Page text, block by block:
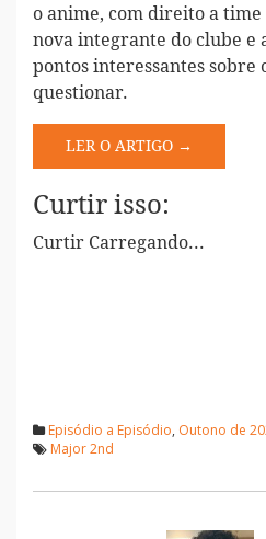
o anime, com direito a
nova integrante do clube e
pontos interessantes sobre
questionar.
LER O ARTIGO →
Curtir isso:
Curtir Carregando...
Episódio a Episódio, Outono de
Major 2nd